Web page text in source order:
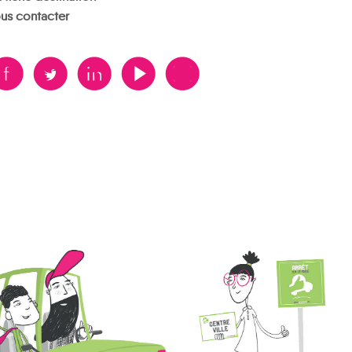
contacter
A D F V